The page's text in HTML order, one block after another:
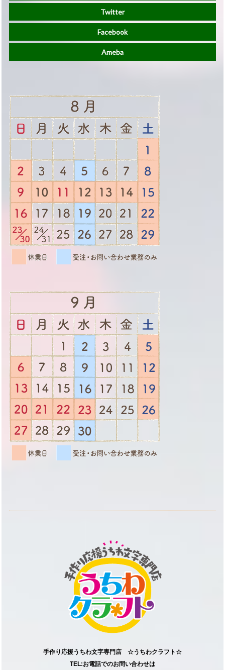
Twitter
Facebook
Ameba
手作り応援うちわ文字専門店 ☆うちわクラフト☆
TEL:お電話でのお問い合わせは